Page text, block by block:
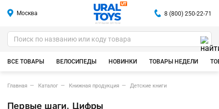
Москва
ИГРУШКИ ОПТОМ
8 (800) 250-22-71
ВСЕ ТОВАРЫ ВЕЛОСИПЕДЫ НОВИНКИ ТОВАРЫ НЕДЕЛИ
Главная Каталог Книжная продукция Детские книги
Первые шаги. Цифры